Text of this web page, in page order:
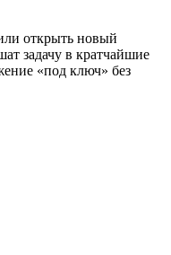
открыть новый
задачу в кратчайшие
«под ключ» без